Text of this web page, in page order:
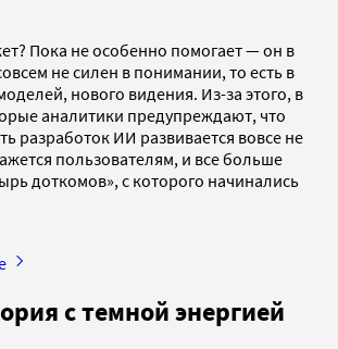
Пока не особенно помогает — он в
не силен в понимании, то есть в
нового видения. Из-за этого, в
аналитики предупреждают, что
разработок ИИ развивается вовсе не
пользователям, и все больше
доткомов», с которого начинались
с темной энергией